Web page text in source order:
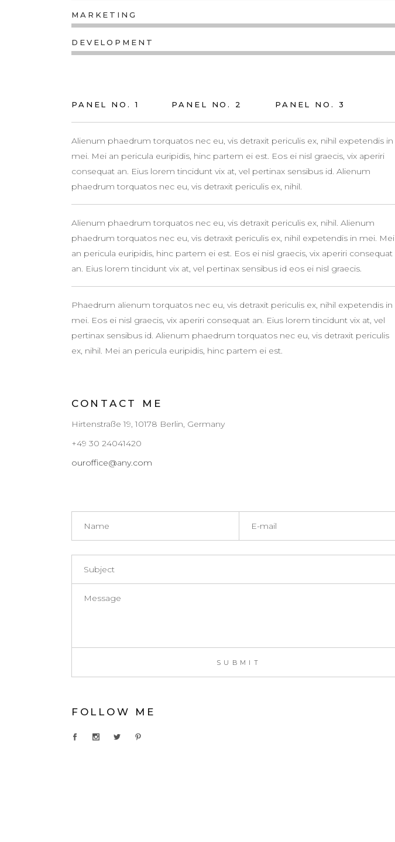
MARKETING
DEVELOPMENT
PANEL NO. 1 PANEL NO. 2 PANEL NO. 3
Alienum phaedrum torquatos nec eu, vis detraxit periculis ex, nihil expetendis in
mei. Mei an pericula euripidis, hinc partem ei est. Eos ei nisl graecis, vix aperiri
consequat an. Eius lorem tincidunt vix at, vel pertinax sensibus id. Alienum
phaedrum torquatos nec eu, vis detraxit periculis ex, nihil.
Alienum phaedrum torquatos nec eu, vis detraxit periculis ex, nihil. Alienum
phaedrum torquatos nec eu, vis detraxit periculis ex, nihil expetendis in mei. Mei
an pericula euripidis, hinc partem ei est. Eos ei nisl graecis, vix aperiri consequat
an. Eius lorem tincidunt vix at, vel pertinax sensibus id eos ei nisl graecis.
Phaedrum alienum torquatos nec eu, vis detraxit periculis ex, nihil expetendis in
mei. Eos ei nisl graecis, vix aperiri consequat an. Eius lorem tincidunt vix at, vel
pertinax sensibus id. Alienum phaedrum torquatos nec eu, vis detraxit periculis
ex, nihil. Mei an pericula euripidis, hinc partem ei est.
CONTACT ME
Hirtenstraße 19, 10178 Berlin, Germany
+49 30 24041420
ouroffice@any.com
FOLLOW ME